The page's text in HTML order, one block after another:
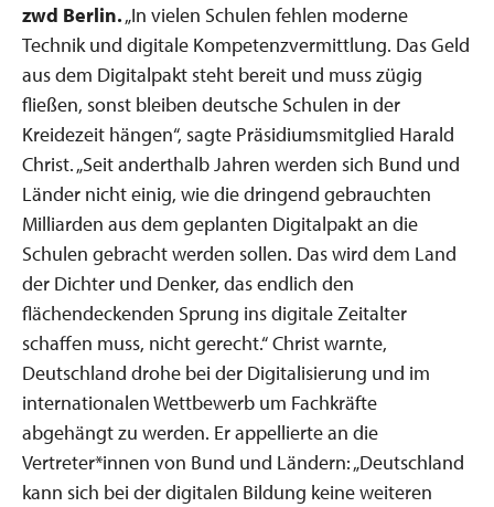
zwd Berlin.„In vielen Schulen fehlen moderne
Technik und digitale Kompetenzvermittlung. Das Geld
aus dem Digitalpakt steht bereit und muss zügig
fließen, sonst bleiben deutsche Schulen in der
Kreidezeit hängen“, sagte Präsidiumsmitglied Harald
Christ. „Seit anderthalb Jahren werden sich Bund und
Länder nicht einig, wie die dringend gebrauchten
Milliarden aus dem geplanten Digitalpakt an die
Schulen gebracht werden sollen. Das wird dem Land
der Dichter und Denker, das endlich den
flächendeckenden Sprung ins digitale Zeitalter
schaffen muss, nicht gerecht.“ Christ warnte,
Deutschland drohe bei der Digitalisierung und im
internationalen Wettbewerb um Fachkräfte
abgehängt zu werden. Er appellierte an die
Vertreter*innen von Bund und Ländern: „Deutschland
kann sich bei der digitalen Bildung keine weiteren